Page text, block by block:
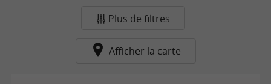
Plus de filtres
Afficher la carte